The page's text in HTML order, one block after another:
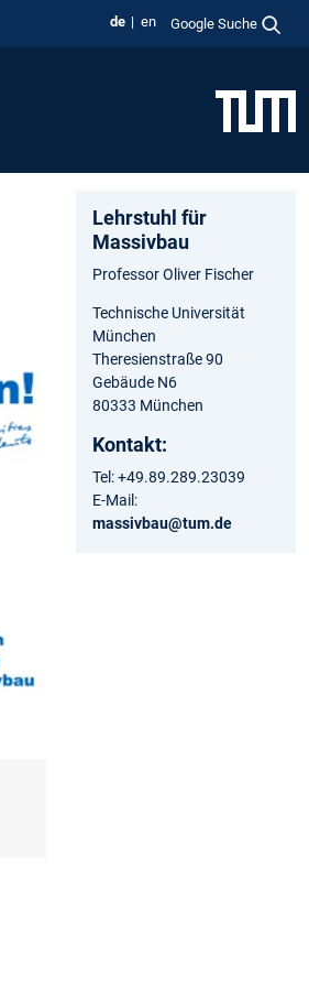
de en Google Suche
Lehrstuhl für
Massivbau
Professor Oliver Fischer
Technische Universität
München
Theresienstraße 90
Gebäude N6
80333 München
Kontakt:
Tel: +49.89.289.23039
E-Mail:
massivbau@tum.de